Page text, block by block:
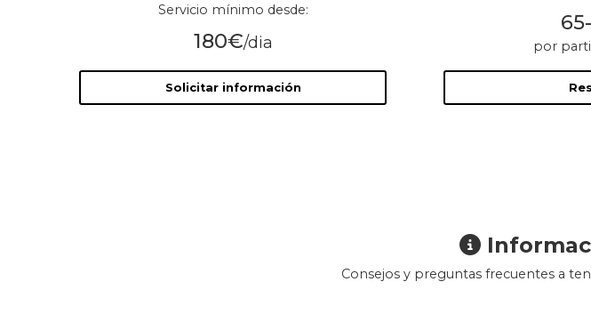
Servicio mínimo desde:
180€/dia
Solicitar información
por
Consejos y preguntas frecuentes a